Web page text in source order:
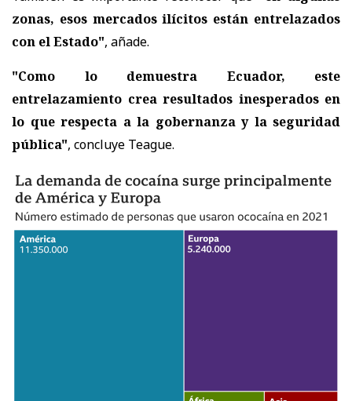
zonas, esos mercados ilícitos están entrelazados
con el Estado", añade.
"Como lo demuestra Ecuador, este
entrelazamiento crea resultados inesperados en
lo que respecta a la gobernanza y la seguridad
pública", concluye Teague.